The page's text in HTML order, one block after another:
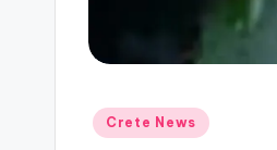
Αναρτήθηκε
Crete News